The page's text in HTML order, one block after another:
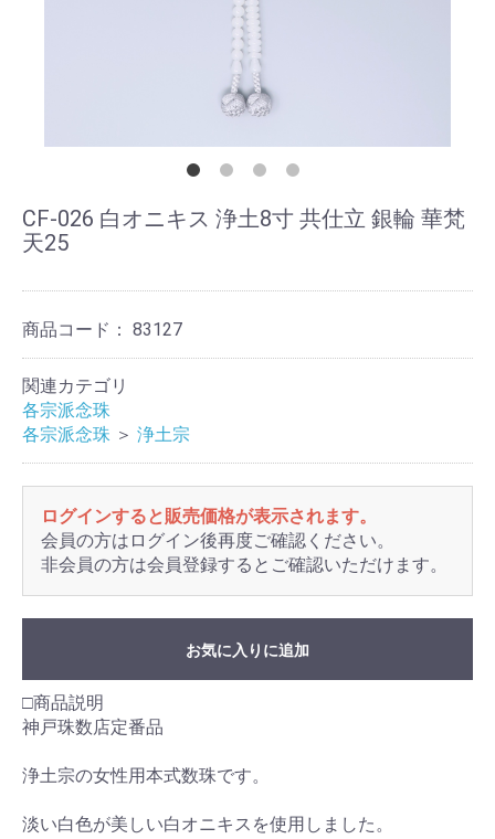
CF-026 白オニキス 浄土8寸 共仕立 銀輪 華梵
天25
商品コード： 83127
関連カテゴリ
各宗派念珠
各宗派念珠 ＞ 浄土宗
ログインすると販売価格が表示されます。
会員の方はログイン後再度ご確認ください。
非会員の方は会員登録するとご確認いただけます。
お気に入りに追加
□商品説明
神戸珠数店定番品
浄土宗の女性用本式数珠です。
淡い白色が美しい白オニキスを使用しました。